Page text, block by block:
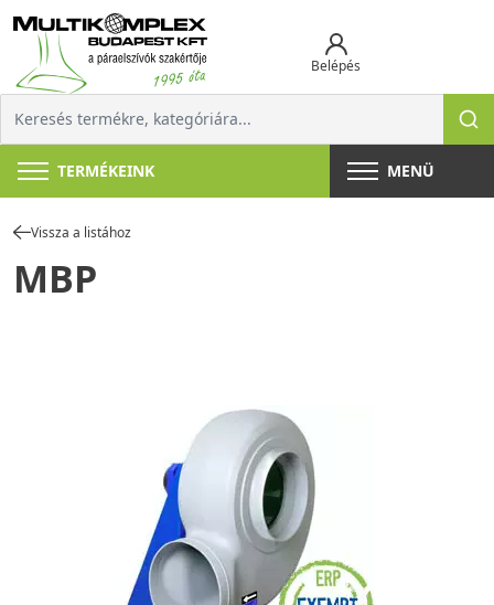
Belépés
TERMÉKEINK MENÜ
Vissza a listához
MBP